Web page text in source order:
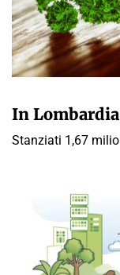
In
Stanziati 1,67